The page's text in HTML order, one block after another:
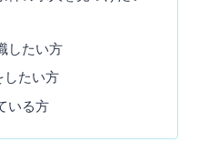
したい方
したい方
いる方